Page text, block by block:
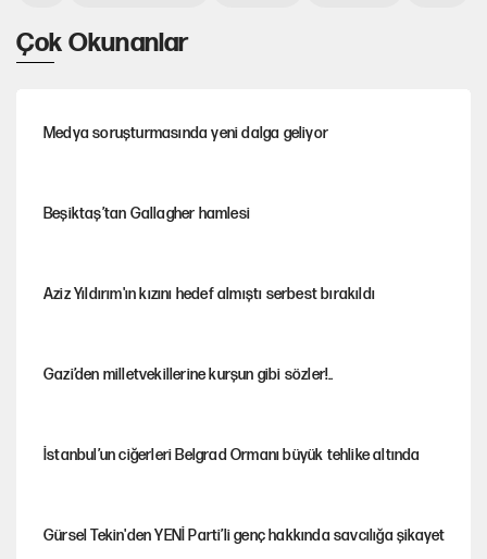
Çok Okunanlar
Medya soruşturmasında yeni dalga geliyor
Beşiktaş’tan Gallagher hamlesi
Aziz Yıldırım'ın kızını hedef almıştı serbest bırakıldı
Gazi’den milletvekillerine kurşun gibi sözler!..
İstanbul’un ciğerleri Belgrad Ormanı büyük tehlike altında
Gürsel Tekin'den YENİ Parti’li genç hakkında savcılığa şikayet